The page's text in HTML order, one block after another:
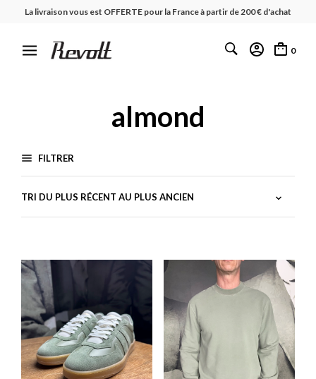
La livraison vous est OFFERTE pour la France à partir de 200 € d'achat
0
almond
FILTRER